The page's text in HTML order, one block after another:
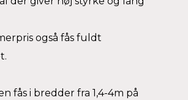
også fås fuldt
fås i bredder fra 1,4-4m på